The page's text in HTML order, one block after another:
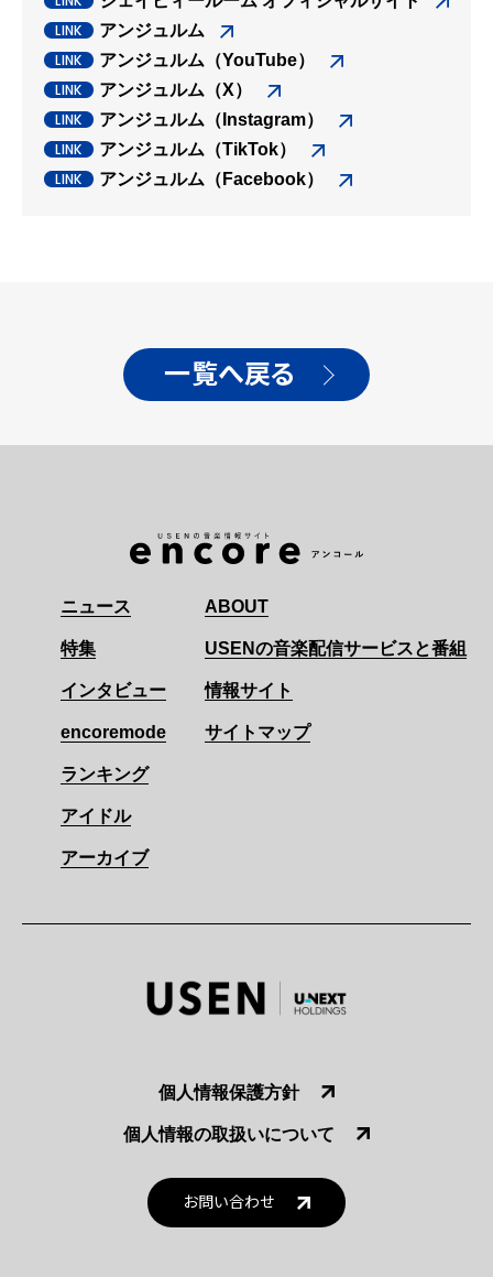
アンジュルム
アンジュルム（YouTube）
アンジュルム（X）
アンジュルム（Instagram）
アンジュルム（TikTok）
アンジュルム（Facebook）
一覧へ戻る
ニュース
特集
インタビュー
encoremode
ランキング
アイドル
アーカイブ
ABOUT
USENの音楽配信サービスと番組
情報サイト
サイトマップ
個人情報保護方針
個人情報の取扱いについて
お問い合わせ